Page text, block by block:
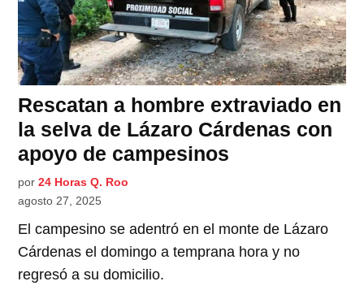
Rescatan a hombre extraviado en
la selva de Lázaro Cárdenas con
apoyo de campesinos
por 24 Horas Q. Roo
agosto 27, 2025
El campesino se adentró en el monte de Lázaro
Cárdenas el domingo a temprana hora y no
regresó a su domicilio.